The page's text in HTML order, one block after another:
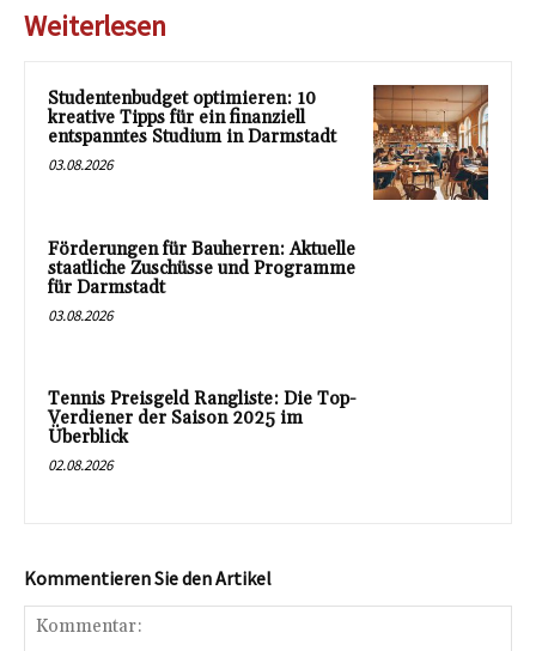
Weiterlesen
Studentenbudget optimieren: 10
kreative Tipps für ein finanziell
entspanntes Studium in Darmstadt
03.08.2026
Förderungen für Bauherren: Aktuelle
staatliche Zuschüsse und Programme
für Darmstadt
03.08.2026
Tennis Preisgeld Rangliste: Die Top-
Verdiener der Saison 2025 im
Überblick
02.08.2026
Kommentieren Sie den Artikel